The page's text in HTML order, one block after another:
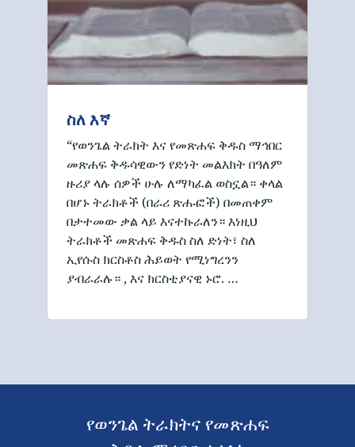
ስለ እኛ
“የወንጌል ትራክት እና የመጽሐፍ ቅዱስ ማኅበር
መጽሐፍ ቅዱሳዊውን የድነት መልእክት በዓለም
ዙሪያ ላሉ ሰዎች ሁሉ ለማካፈል ወስኗል። ቀላል
በሆኑ ትራክቶች (በራሪ ጽሑፎች) በመጠቀም
በታተመው ቃል ላይ እናተኩራለን። እነዚህ
ትራክቶች መጽሐፍ ቅዱስ ስለ ድነት፣ ስለ
ኢየሱስ ክርስቶስ ሕይወት የሚነግረንን
ያብራራሉ። , እና ክርስቲያናዊ ኑሮ. …
የወንጌል ትራክትና የመጽሐፍ